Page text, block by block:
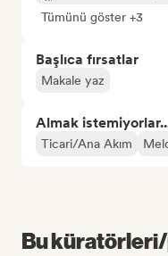
Tümünü göster +3
Başlıca fırsatlar
Makale yaz
Almak
Ticari/Ana Akım
Bu